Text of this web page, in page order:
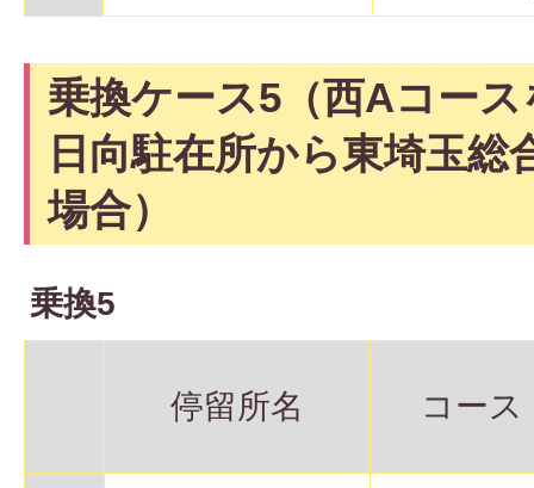
乗換ケース5（西Aコー
日向駐在所から東埼玉総
場合）
乗換5
停留所名 コース